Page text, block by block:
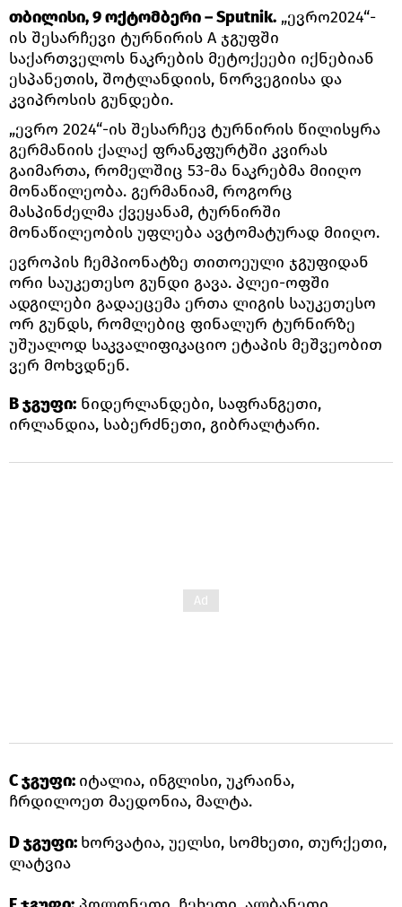
თბილისი, 9 ოქტომბერი – Sputnik. „ევრო2024“-
ის შესარჩევი ტურნირის A ჯგუფში
საქართველოს ნაკრების მეტოქეები იქნებიან
ესპანეთის, შოტლანდიის, ნორვეგიისა და
კვიპროსის გუნდები.
„ევრო 2024“-ის შესარჩევ ტურნირის წილისყრა
გერმანიის ქალაქ ფრანკფურტში კვირას
გაიმართა, რომელშიც 53-მა ნაკრებმა მიიღო
მონაწილეობა. გერმანიამ, როგორც
მასპინძელმა ქვეყანამ, ტურნირში
მონაწილეობის უფლება ავტომატურად მიიღო.
ევროპის ჩემპიონატზე თითოეული ჯგუფიდან
ორი საუკეთესო გუნდი გავა. პლეი-ოფში
ადგილები გადაეცემა ერთა ლიგის საუკეთესო
ორ გუნდს, რომლებიც ფინალურ ტურნირზე
უშუალოდ საკვალიფიკაციო ეტაპის მეშვეობით
ვერ მოხვდნენ.
B ჯგუფი: ნიდერლანდები, საფრანგეთი,
ირლანდია, საბერძნეთი, გიბრალტარი.
C ჯგუფი: იტალია, ინგლისი, უკრაინა,
ჩრდილოეთ მაედონია, მალტა.
D ჯგუფი: ხორვატია, უელსი, სომხეთი, თურქეთი,
ლატვია